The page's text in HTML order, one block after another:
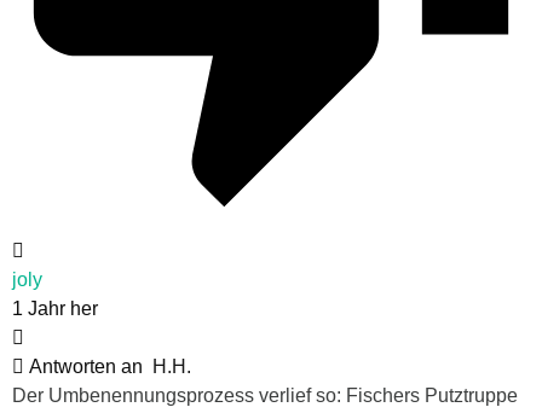
joly
1 Jahr her
Antworten an
H.H.
Der Umbenennungsprozess verlief so: Fischers Putztruppe